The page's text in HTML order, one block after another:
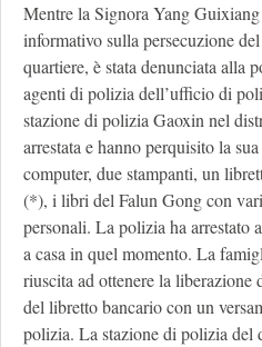
Mentre la Signora Yang
informativo sulla persecuzione
quartiere, è stata denunciata alla
agenti di polizia dell’ufficio di
stazione di polizia Gaoxin nel
arrestata e hanno perquisito la
computer, due stampanti, un
(*), i libri del Falun Gong con
personali. La polizia ha arrestato
a casa in quel momento. La
riuscita ad ottenere la
del libretto bancario con un
polizia. La stazione di polizia del